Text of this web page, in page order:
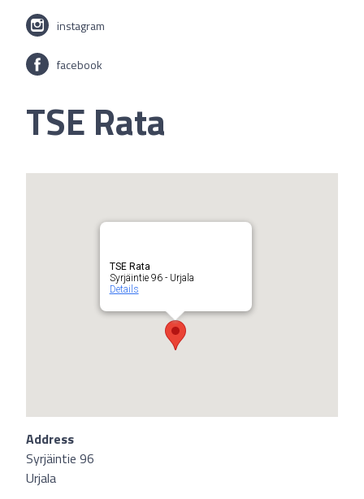
instagram
facebook
TSE Rata
TSE Rata
Syrjäintie 96 - Urjala
Details
Address
Syrjäintie 96
Urjala